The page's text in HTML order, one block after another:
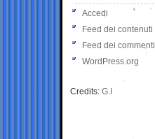
Accedi
Feed dei contenuti
Feed dei commenti
WordPress.org
Credits: G.I